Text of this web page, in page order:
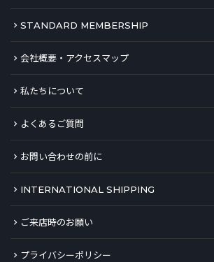
STANDARD MEMBERSHIP
会社概要・アクセスマップ
私たちについて
よくあるご質問
お問い合わせの前に
INTERNATIONAL SHIPPING
ご来店時のお願い
プライバシーポリシー